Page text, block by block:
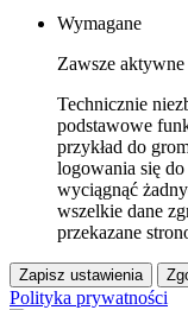
Wymagane
Zawsze aktywne
Technicznie
podstawowe
przykład do
logowania się
wyciągnąć
wszelkie dane
przekazane
Zapisz ustawienia
Polityka prywatności